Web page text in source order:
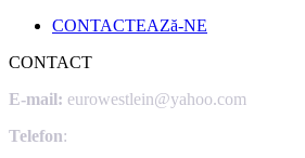
CONTACTEAZă-NE
CONTACT
E-mail: eurowestlein@yahoo.com
Telefon: